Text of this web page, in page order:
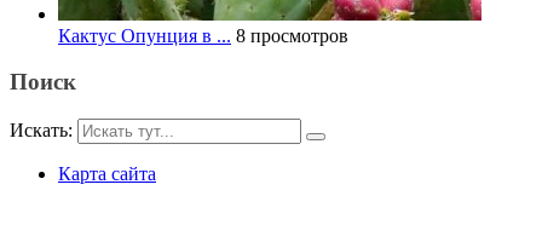
Кактус Опунция в ... 8 просмотров
Поиск
Искать:
Карта сайта